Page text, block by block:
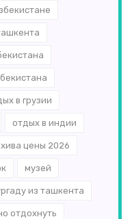
в грузии
отдых в индии
цены 2026
музей
из ташкента
отдохнуть